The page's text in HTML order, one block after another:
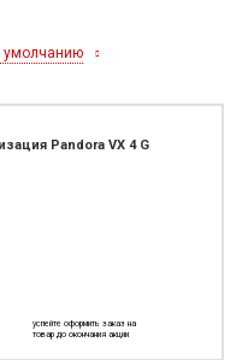
умолчанию
Pandora VX 4 G
успейте оформить заказ на
товар до окончания акции